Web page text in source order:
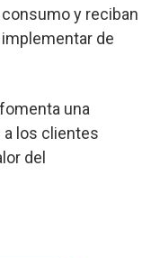
y reciban
de
una
los clientes
del